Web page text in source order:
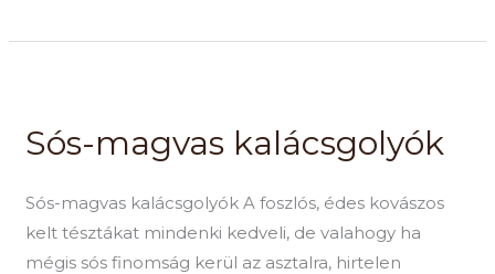
Sós-magvas kalácsgolyók
Sós-magvas kalácsgolyók A foszlós, édes kovászos
kelt tésztákat mindenki kedveli, de valahogy ha
mégis sós finomság kerül az asztalra, hirtelen
kalácsgolyók